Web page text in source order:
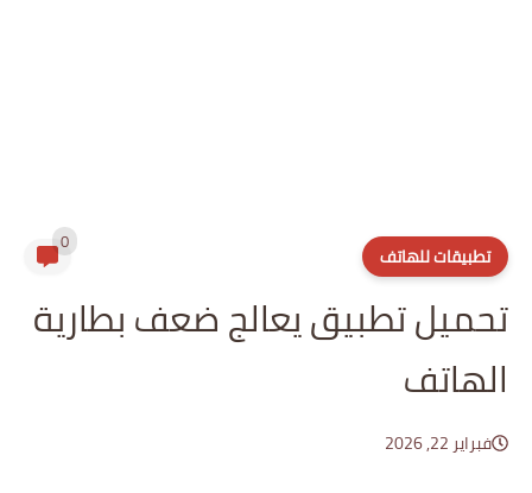
تطبيقات للهاتف 0
تحميل تطبيق يعالج ضعف بطارية
الهاتف
فبراير 22, 2026